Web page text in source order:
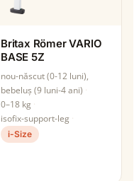
Britax Römer VARIO
BASE 5Z
nou-născut (0-12 luni),
bebeluș (9 luni-4 ani)
0–18 kg
isofix-support-leg
i-Size